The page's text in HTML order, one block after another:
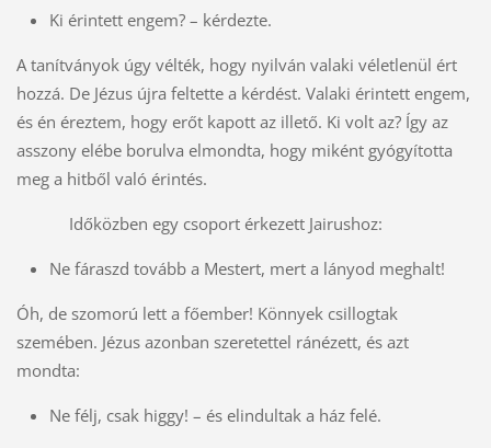
Ki érintett engem? – kérdezte.
A tanítványok úgy vélték, hogy nyilván valaki véletlenül ért
hozzá. De Jézus újra feltette a kérdést. Valaki érintett engem,
és én éreztem, hogy erőt kapott az illető. Ki volt az? Így az
asszony elébe borulva elmondta, hogy miként gyógyította
meg a hitből való érintés.
Időközben egy csoport érkezett Jairushoz:
Ne fáraszd tovább a Mestert, mert a lányod meghalt!
Óh, de szomorú lett a főember! Könnyek csillogtak
szemében. Jézus azonban szeretettel ránézett, és azt
mondta:
Ne félj, csak higgy! – és elindultak a ház felé.